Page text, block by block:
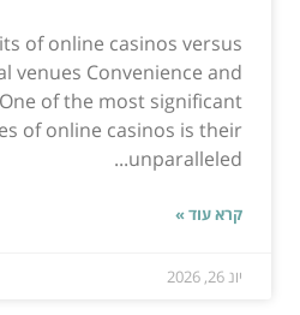
of online casinos versus
venues Convenience and
of the most significant
of online casinos is their
unparalleled...
קרא עוד »
יונ 26, 2026